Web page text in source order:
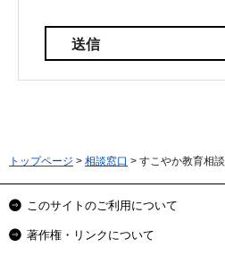
トップページ > 相談窓口 > すこやか教育相談
このサイトのご利用について
著作権・リンクについて